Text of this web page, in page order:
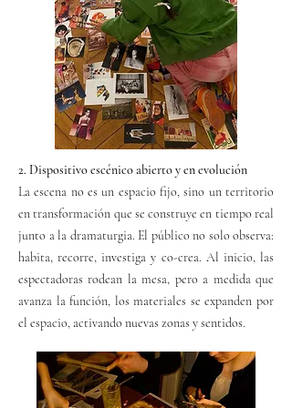
2. Dispositivo escénico abierto y en evolución
La escena no es un espacio fijo, sino un territorio
en transformación que se construye en tiempo real
junto a la dramaturgia. El público no solo observa:
habita, recorre, investiga y co-crea. Al inicio, las
espectadoras rodean la mesa, pero a medida que
avanza la función, los materiales se expanden por
el espacio, activando nuevas zonas y sentidos.